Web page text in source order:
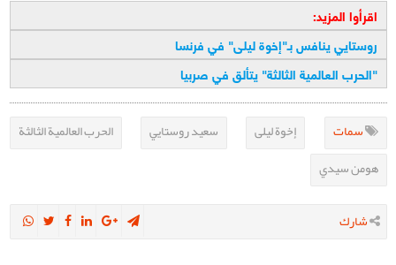
اقرأوا المزيد:
روستايي ينافس بـ"إخوة ليلى" في فرنسا
"الحرب العالمية الثالثة" يتألق في صربيا
سمات إخوة ليلى سعيد روستايي
الحرب العالمية الثالثة
هومن سيدي
شارك